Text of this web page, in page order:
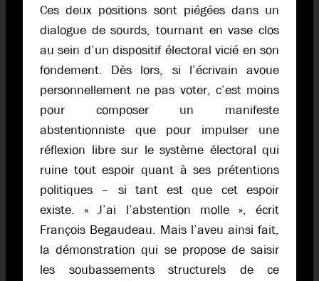
Ces deux positions sont piégées dans un
dialogue de sourds, tournant en vase clos
au sein d’un dispositif électoral vicié en son
fondement. Dès lors, si l’écrivain avoue
personnellement ne pas voter, c’est moins
pour composer un manifeste
abstentionniste que pour impulser une
réflexion libre sur le système électoral qui
ruine tout espoir quant à ses prétentions
politiques – si tant est que cet espoir
existe. « J’ai l’abstention molle », écrit
François Begaudeau. Mais l’aveu ainsi fait,
la démonstration qui se propose de saisir
les soubassements structurels de ce